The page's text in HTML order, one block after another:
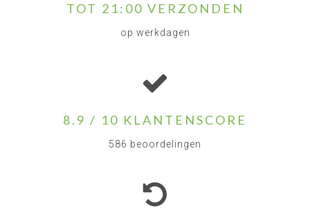
TOT 21:00 VERZONDEN
op werkdagen
8.9 / 10 KLANTENSCORE
586 beoordelingen